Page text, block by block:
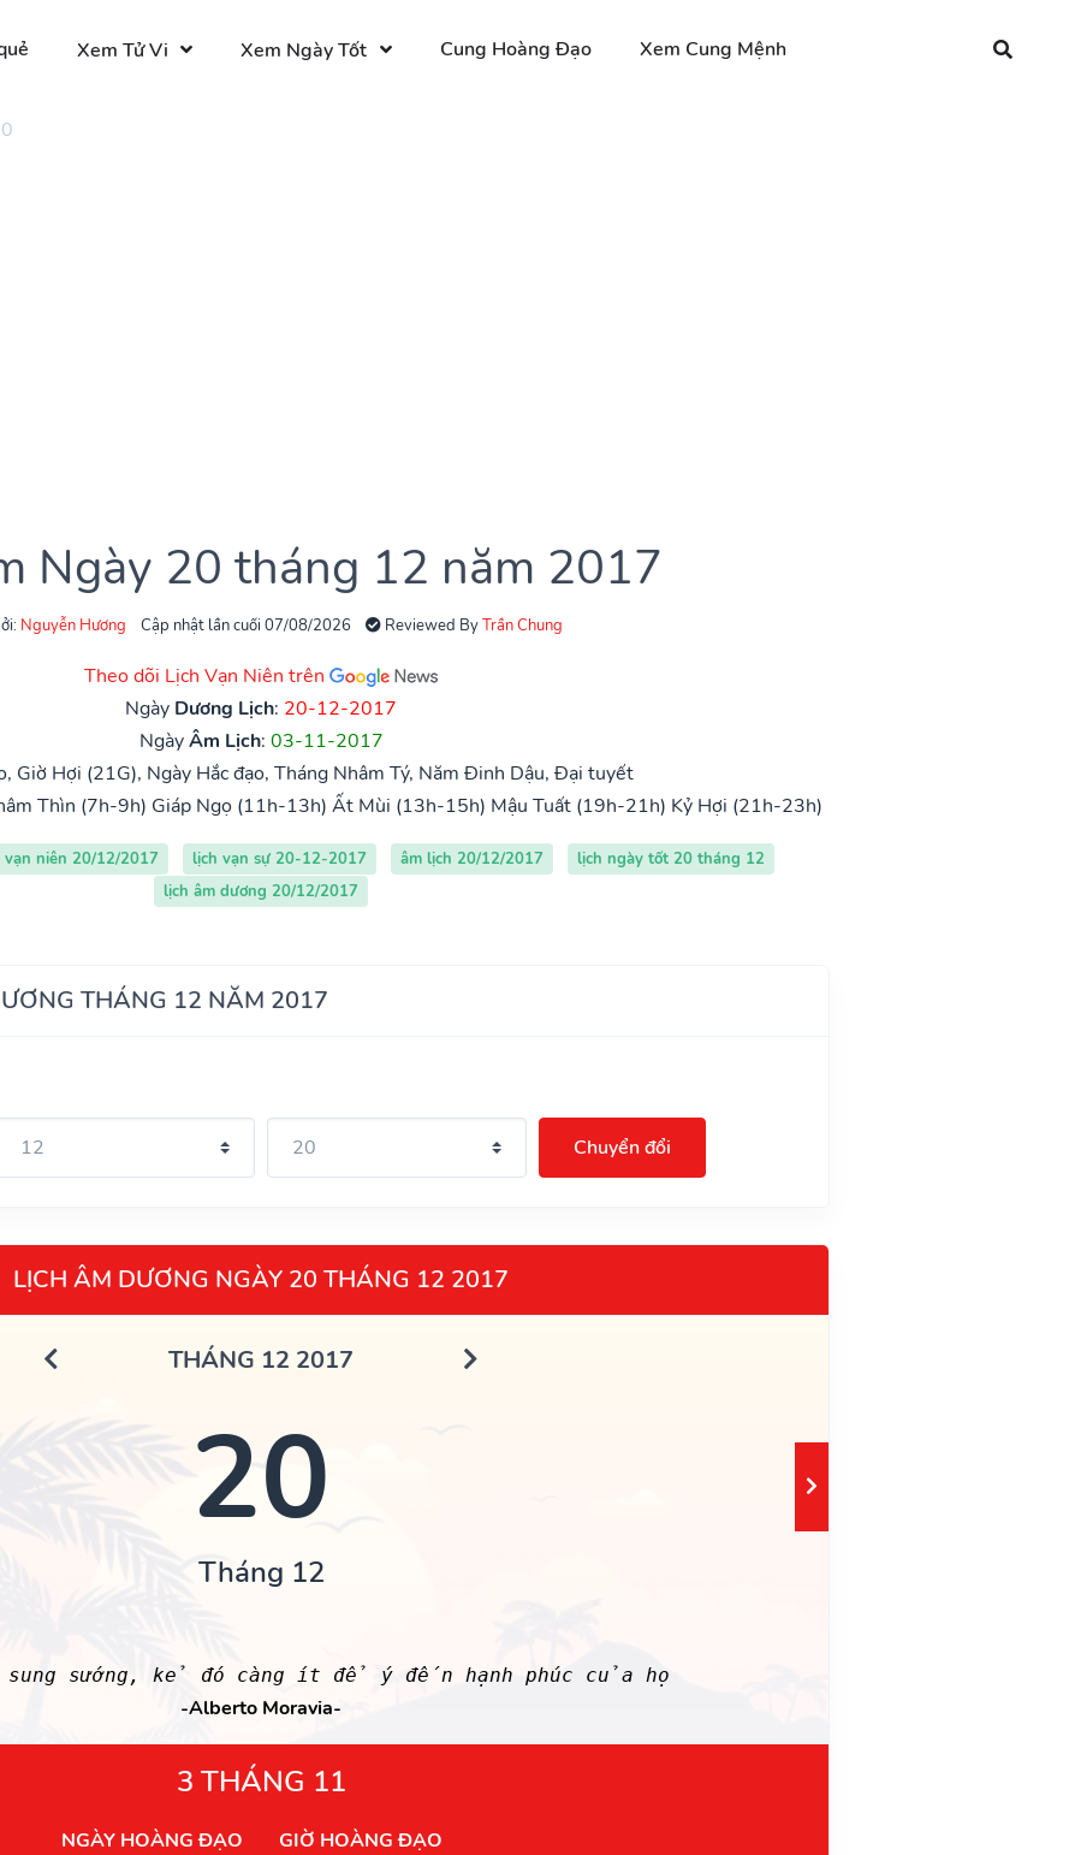
Xem Tử Vi Xem Ngày Tốt Cung Hoàng Đạo Xem Cung Mệnh
Ngày 20 tháng 12 năm 2017
Nguyễn Hương Cập nhật lần cuối 07/08/2026 Reviewed ByTrần Chung
Theo dõi Lịch Vạn Niên trên
Ngày Dương Lịch: 20-12-2017
NgàyÂm Lịch: 03-11-2017
Giờ Hợi (21G), Ngày Hắc đạo, Tháng Nhâm Tý, Năm Đinh Dậu, Đại tuyết
Thìn (7h-9h) Giáp Ngọ (11h-13h) Ất Mùi (13h-15h) Mậu Tuất (19h-21h) Kỷ Hợi (21h-23h)
vạn niên 20/12/2017 lịch vạn sự 20-12-2017 âm lịch 20/12/2017
lịch ngày tốt 20 tháng 12
lịch âm dương 20/12/2017
THÁNG 12 NĂM 2017
Chuyển đổi
LỊCH ÂM DƯƠNG NGÀY 20 THÁNG 12 2017
THÁNG 12 2017
20
Tháng 12
sung sướng, kẻ đó càng ít để ý đến hạnh phúc của họ
-Alberto Moravia-
3 THÁNG 11
NGÀY HOÀNG ĐẠO
GIỜ HOÀNG ĐẠO